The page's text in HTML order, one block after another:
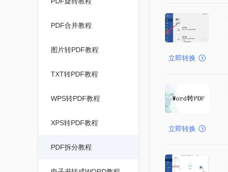
PDF合并教程
图片转PDF教程
TXT转PDF教程
WPS转PDF教程
XPS转PDF教程
PDF拆分教程
立即转换
立即转换